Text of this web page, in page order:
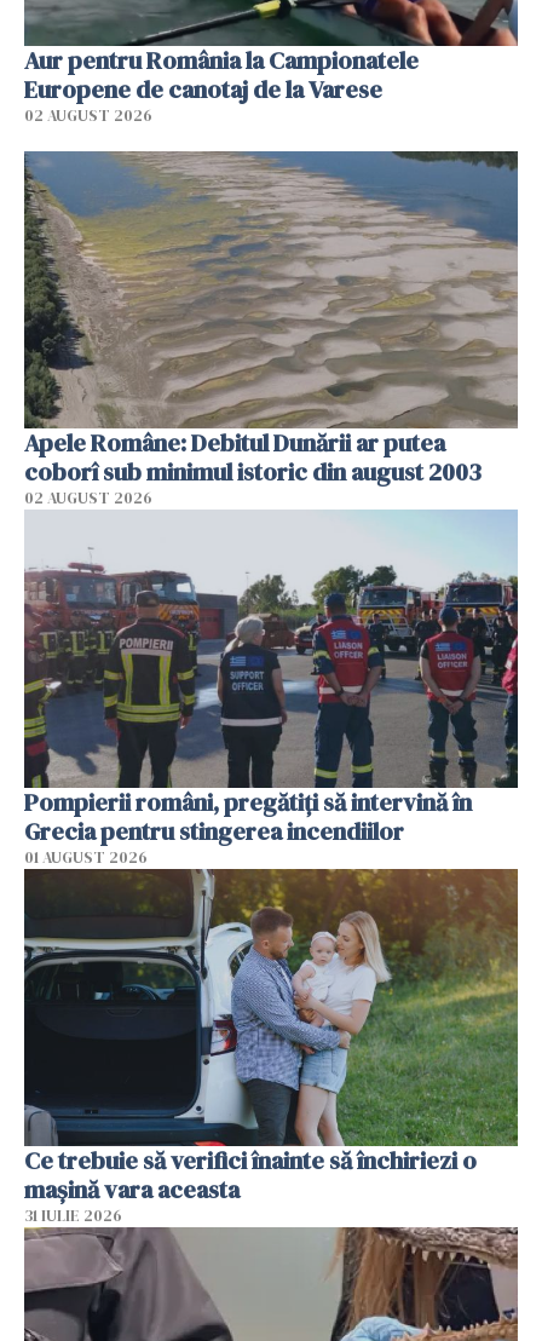
Aur pentru România la Campionatele
Europene de canotaj de la Varese
02 AUGUST 2026
Apele Române: Debitul Dunării ar putea
coborî sub minimul istoric din august 2003
02 AUGUST 2026
Pompierii români, pregătiţi să intervină în
Grecia pentru stingerea incendiilor
01 AUGUST 2026
Ce trebuie să verifici înainte să închiriezi o
mașină vara aceasta
31 IULIE 2026